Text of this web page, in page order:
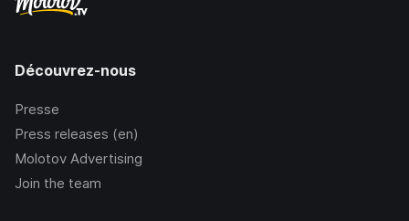
Découvrez-nous
Presse
Press releases (en)
Molotov Advertising
Join the team